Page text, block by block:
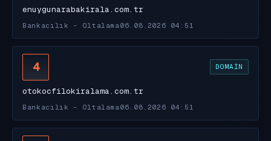
enuygunarabakirala.com.tr
Bankacılık - Oltalama 06.08.2026 04:51
4 DOMAIN
otokocfilokiralama.com.tr
Bankacılık - Oltalama 06.08.2026 04:51